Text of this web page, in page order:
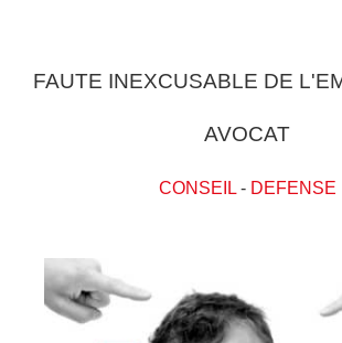
FAUTE INEXCUSABLE DE
AVOCAT
CONSEIL- DEFENSE